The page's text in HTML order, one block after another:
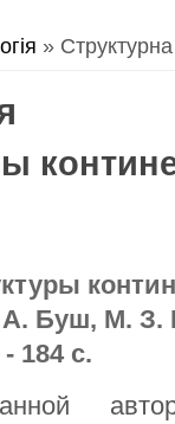
» Структурна
Буш, М. З.
184 с.